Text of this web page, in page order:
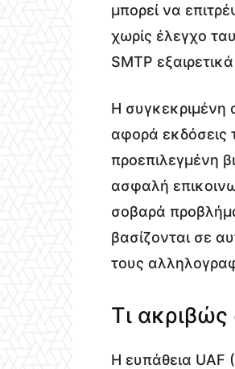
μπορεί να
χωρίς έλεγχο
SMTP
Η συγκεκριμένη
αφορά εκδόσεις
προεπιλεγμένη
ασφαλή
σοβαρά
βασίζονται σε
τους
Τι ακριβώς
Η ευπάθεια UAF